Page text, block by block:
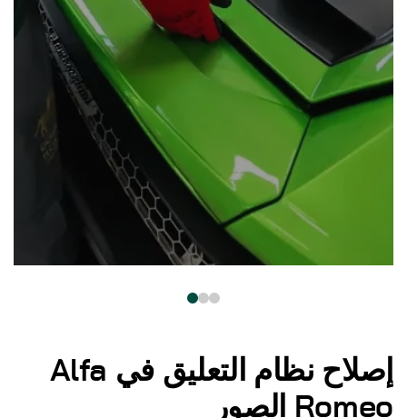
إصلاح نظام التعليق في Alfa
Romeo الصور